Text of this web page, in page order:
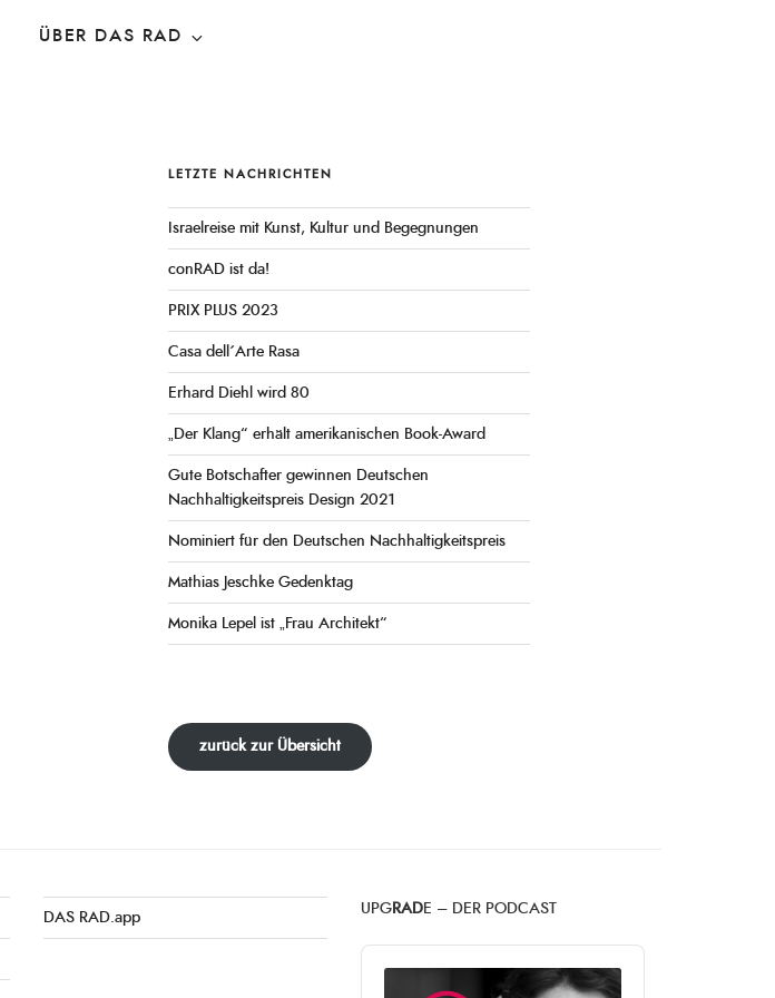
ÜBER DAS RAD
LETZTE NACHRICHTEN
Israelreise mit Kunst, Kultur und Begegnungen
conRAD ist da!
PRIX PLUS 2023
Casa dell´Arte Rasa
Erhard Diehl wird 80
„Der Klang“ erhält amerikanischen Book-Award
Gute Botschafter gewinnen Deutschen
Nachhaltigkeitspreis Design 2021
Nominiert für den Deutschen Nachhaltigkeitspreis
Mathias Jeschke Gedenktag
Monika Lepel ist „Frau Architekt“
zurück zur Übersicht
DAS RAD.app
UPG RADE – DER PODCAST
Audio
Player